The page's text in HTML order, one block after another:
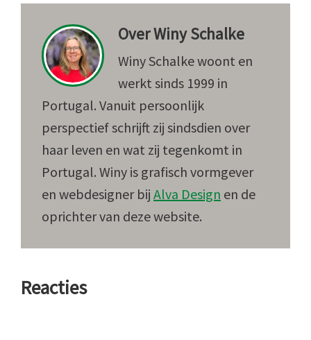
OverWiny Schalke
Winy Schalke woont en
werkt sinds 1999 in
Portugal. Vanuit persoonlijk
perspectief schrijft zij sindsdien over
haar leven en wat zij tegenkomt in
Portugal. Winy is grafisch vormgever
en webdesigner bij Alva Design en de
oprichter van deze website.
Lees
Reacties